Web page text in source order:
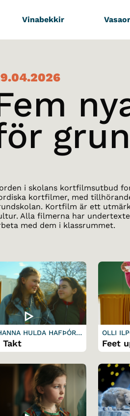
Vinabekkir
i skolans kortfilmsutbud
kortfilmer, med
Kortfilm är ett
Alla filmerna har
med dem i klassrummet.
HULDA HAFÞÓRS
Takt
OLLI
Feet